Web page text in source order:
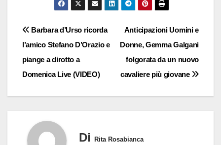
Navigazione
articoli
Anticipazioni Uomini e
Donne, Gemma Galgani
folgorata da un nuovo
cavaliere più giovane
Barbara d’Urso ricorda
l’amico Stefano D’Orazio e
piange a dirotto a
Domenica Live (VIDEO)
Di Rita Rosabianca